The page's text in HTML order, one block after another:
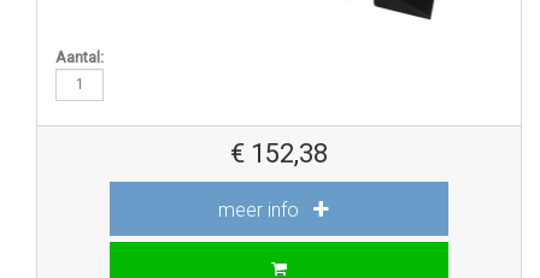
Aantal:
€ 152,38
meer info